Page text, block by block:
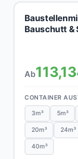
Bauschutt &
Ab113,13
CONTAINER
3m³ 5m³
20m³ 24m³
40m³